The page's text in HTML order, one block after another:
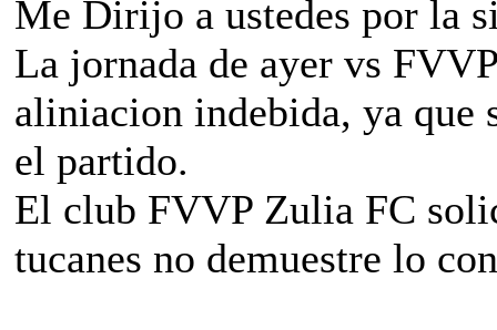
Me Dirijo a ustedes por la
La jornada de ayer vs
aliniacion indebida, ya que
el partido.
El club FVVP Zulia FC
tucanes no demuestre lo